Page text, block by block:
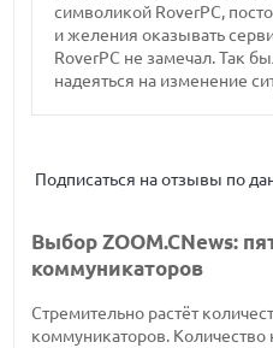
символикой RoverPC,
и желения оказывать
RoverPC не замечал. Так
надеяться на изменение
Подписаться на отзывы по
Выбор ZOOM.CNews:
коммуникаторов
Стремительно растёт
коммуникаторов.